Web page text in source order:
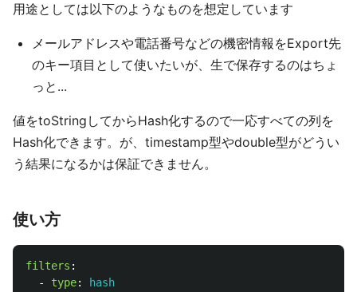
用途としては以下のようなものを想定しています
メールアドレスや電話番号などの機密情報をExport先
のキー項目として使いたいが、生で保存するのはちょ
っと...
値をtoStringしてからHash化するので一応すべての列を
Hash化できます。が、timestamp型やdouble型がどうい
う結果になるかは保証できません。
使い方
filters :
-
type:
hash